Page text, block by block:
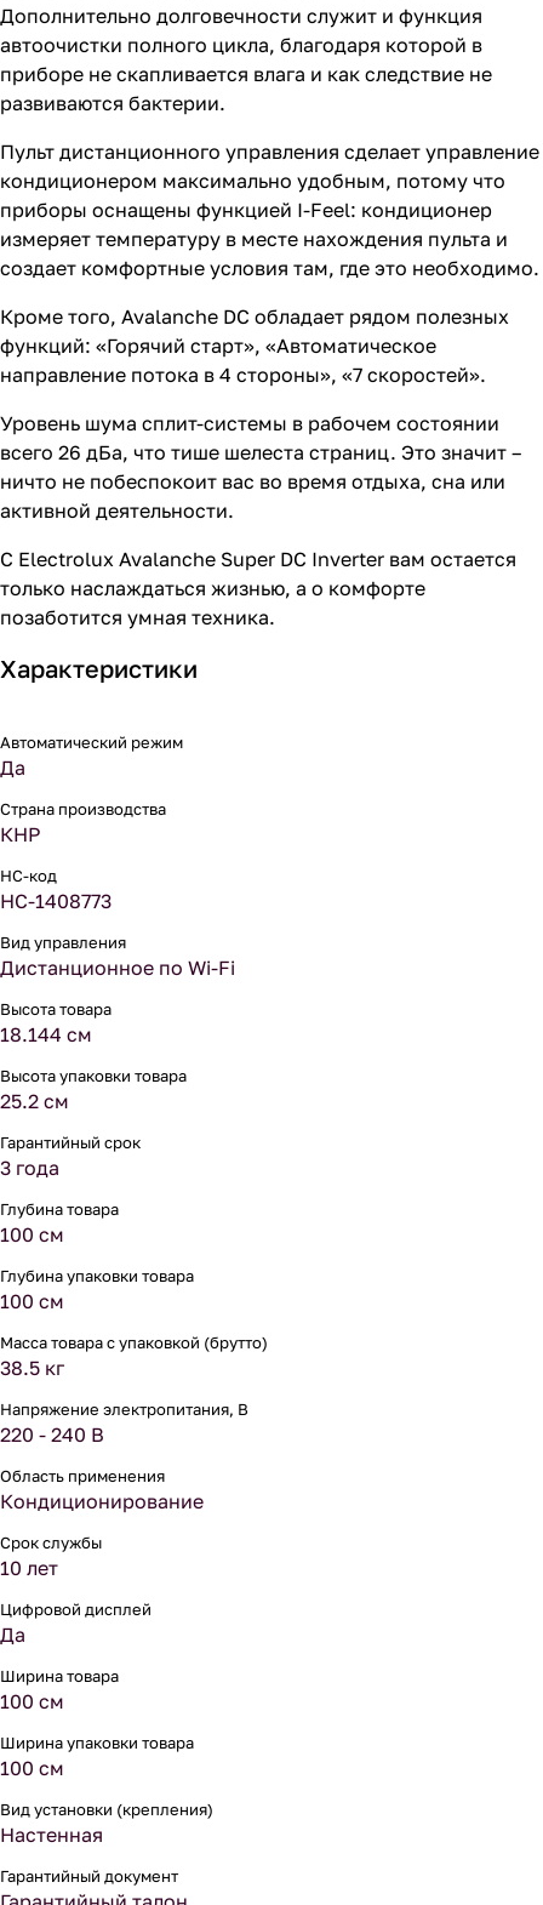
Дополнительно долговечности служит и функция
автоочистки полного цикла, благодаря которой в
приборе не скапливается влага и как следствие не
развиваются бактерии.
Пульт дистанционного управления сделает управление
кондиционером максимально удобным, потому что
приборы оснащены функцией I-Feel: кондиционер
измеряет температуру в месте нахождения пульта и
создает комфортные условия там, где это необходимо.
Кроме того, Avalanche DC обладает рядом полезных
функций: «Горячий старт», «Автоматическое
направление потока в 4 стороны», «7 скоростей».
Уровень шума сплит-системы в рабочем состоянии
всего 26 дБа, что тише шелеста страниц. Это значит –
ничто не побеспокоит вас во время отдыха, сна или
активной деятельности.
С Electrolux Avalanche Super DC Inverter вам остается
только наслаждаться жизнью, а о комфорте
позаботится умная техника.
Характеристики
Автоматический режим
Да
Страна производства
КНР
НС-код
НС-1408773
Вид управления
Дистанционное по Wi-Fi
Высота товара
18.144 см
Высота упаковки товара
25.2 см
Гарантийный срок
3 года
Глубина товара
100 см
Глубина упаковки товара
100 см
Масса товара с упаковкой (брутто)
38.5 кг
Напряжение электропитания, В
220 - 240 В
Область применения
Кондиционирование
Срок службы
10 лет
Цифровой дисплей
Да
Ширина товара
100 см
Ширина упаковки товара
100 см
Вид установки (крепления)
Настенная
Гарантийный документ